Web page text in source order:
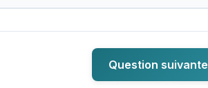
Question suivante